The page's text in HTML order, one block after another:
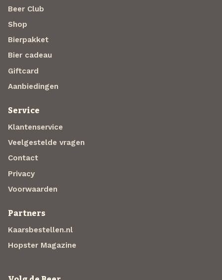
Beer Club
Shop
Bierpakket
Bier cadeau
Giftcard
Aanbiedingen
Service
Klantenservice
Veelgestelde vragen
Contact
Privacy
Voorwaarden
Partners
Kaarsbestellen.nl
Hopster Magazine